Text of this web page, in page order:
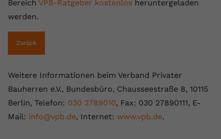
Bereich VPB-Ratgeber kostenlos heruntergeladen
werden.
Zurück
Weitere Informationen beim Verband Privater
Bauherren e.V., Bundesbüro, Chausseestraße 8, 10115
Berlin, Telefon: 030 2789010, Fax: 030 27890111, E-
Mail: info@vpb.de, Internet: www.vpb.de.